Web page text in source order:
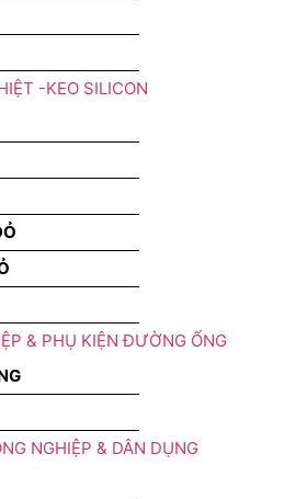
-KEO SILICON
& PHỤ KIỆN ĐƯỜNG ỐNG
NGHIỆP & DÂN DỤNG